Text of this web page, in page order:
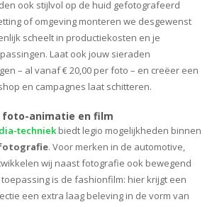
ook stijlvol op de huid gefotografeerd
of omgeving monteren we desgewenst
scheelt in productiekosten en je
Laat ook jouw sieraden
– al vanaf € 20,00 per foto – en creëer een
en campagnes laat schitteren.
foto-animatie en film
techniekbiedt legio mogelijkheden binnen
. Voor merken in de automotive,
wij naast fotografie ook bewegend
is de fashionfilm: hier krijgt een
een extra laag beleving in de vorm van